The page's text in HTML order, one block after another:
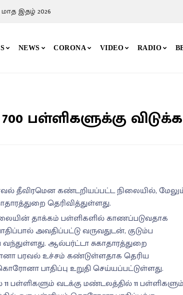
இதழ் 2026
NEWS CORONA VIDEO RADIO
பள்ளிகளுக்கு
தீவிரமென கண்டறியப்பட்ட நிலையில்,
தெரிவித்துள்ளது.
தாக்கம் பள்ளிகளில் காணப்படுவதாக
அவதிப்பட்டு வருவதுடன், குடும்ப
ஆல்பர்ட்டா சுகாதாரத்துறை
பரவல் உச்சம் கண்டுள்ளதாக தெரிய
பாதிப்பு உறுதி செய்யப்பட்டுள்ளது.
பள்ளிகளும் வடக்கு மண்டலத்தில் 11 பள்ளிகளும்